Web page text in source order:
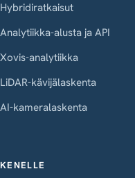
Hybridiratkaisut
Analytiikka-alusta ja API
Xovis-analytiikka
LiDAR-kävijälaskenta
AI-kameralaskenta
KENELLE